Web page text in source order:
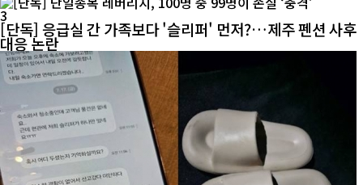
3
[단독] 응급실 간 가족보다 '슬리퍼' 먼저?…제주 펜션 사후
대응 논란